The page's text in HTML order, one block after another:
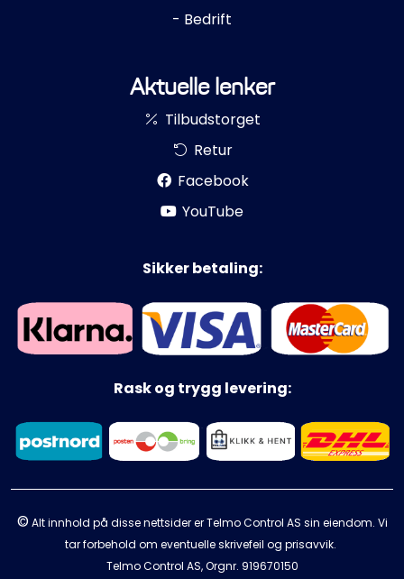
- Bedrift
Aktuelle lenker
Tilbudstorget
Retur
Facebook
YouTube
Sikker betaling:
Rask og trygg levering:
© Alt innhold på disse nettsider er Telmo Control AS sin eiendom. Vi
tar forbehold om eventuelle skrivefeil og prisavvik.
Telmo Control AS, Orgnr. 919670150